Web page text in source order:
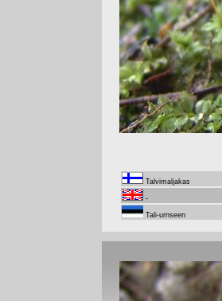
Talvimaljakas
-
Tali-urnseen